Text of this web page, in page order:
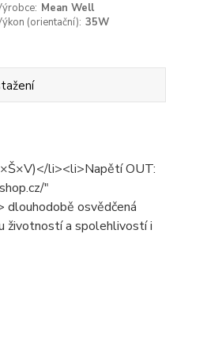
Mean Well
(orientační­): 35W
li><li>Napětí OUT:
"
osvědčená
životností a spolehlivostí i